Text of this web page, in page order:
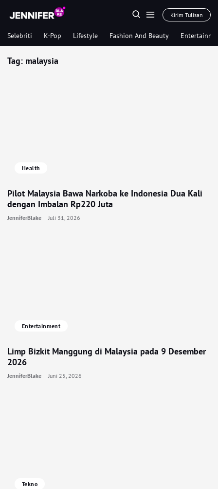
Kirim Tulisan
Selebriti K-Pop Lifestyle Fashion And Beauty
Tag: malaysia
Health
Pilot Malaysia Bawa Narkoba ke Indonesia Dua Kali
dengan Imbalan Rp220 Juta
JenniferBlake Juli 31, 2026
Entertainment
Limp Bizkit Manggung di Malaysia pada 9 Desember
2026
JenniferBlake Juni 25, 2026
Tekno